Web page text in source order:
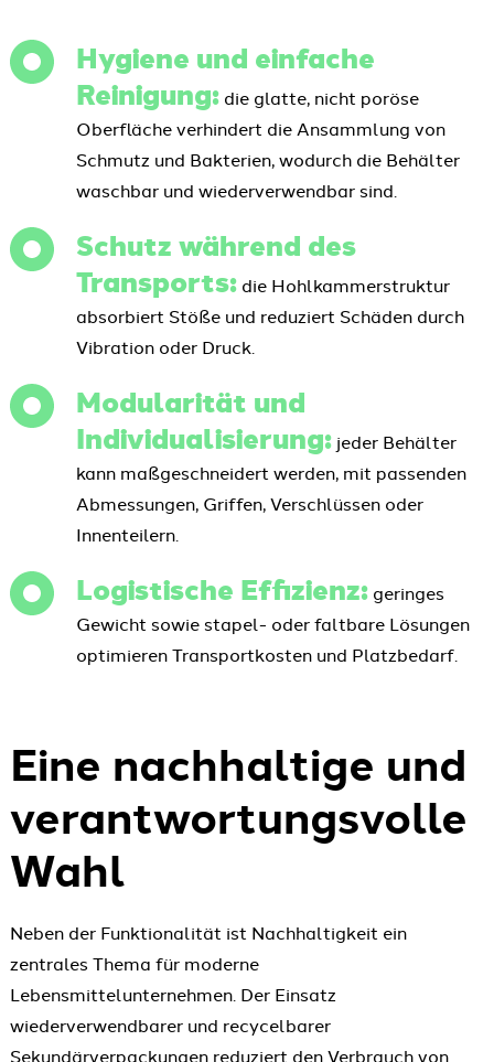
Hygiene und einfache
Reinigung:die glatte, nicht poröse
Oberfläche verhindert die Ansammlung von
Schmutz und Bakterien, wodurch die Behälter
waschbar und wiederverwendbar sind.
Schutz während des
Transports:die Hohlkammerstruktur
absorbiert Stöße und reduziert Schäden durch
Vibration oder Druck.
Modularität und
Individualisierung:jeder Behälter
kann maßgeschneidert werden, mit passenden
Abmessungen, Griffen, Verschlüssen oder
Innenteilern.
Logistische Effizienz:geringes
Gewicht sowie stapel- oder faltbare Lösungen
optimieren Transportkosten und Platzbedarf.
Eine nachhaltige und
verantwortungsvolle
Wahl
Neben der Funktionalität ist Nachhaltigkeit ein
zentrales Thema für moderne
Lebensmittelunternehmen. Der Einsatz
wiederverwendbarer und recycelbarer
Sekundärverpackungen reduziert den Verbrauch von